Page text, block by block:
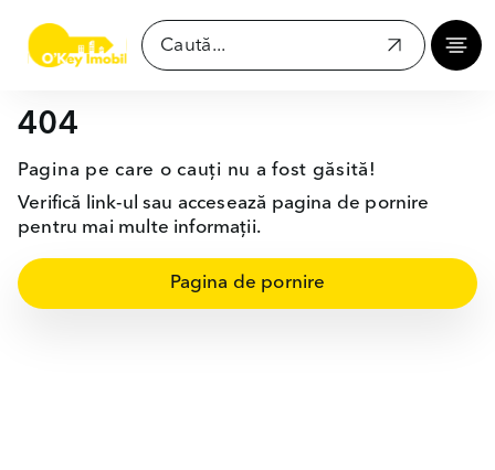
404
Pagina pe care o cauți nu a fost găsită!
Verifică link-ul sau accesează pagina de pornire
pentru mai multe informații.
Pagina de pornire